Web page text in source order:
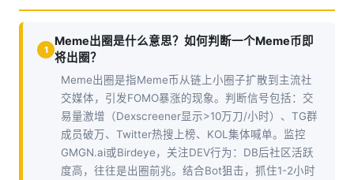
1
Meme出圈是什么意思？如何判断一个Meme币即
将出圈？
Meme出圈是指Meme币从链上小圈子扩散到主流社
交媒体，引发FOMO暴涨的现象。判断信号包括：交
易量激增（Dexscreener显示>10万刀/小时）、TG群
成员破万、Twitter热搜上榜、KOL集体喊单。监控
GMGN.ai或Birdeye，关注DEV行为：DB后社区活跃
度高，往往是出圈前兆。结合Bot狙击，抓住1-2小时